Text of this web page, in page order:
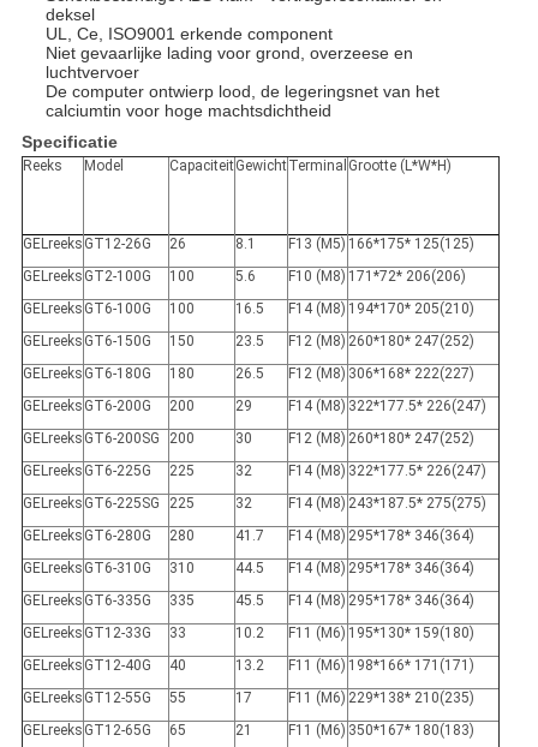
deksel
UL, Ce, ISO9001 erkende component
Niet gevaarlijke lading voor grond, overzeese en
luchtvervoer
De computer ontwierp lood, de legeringsnet van het
calciumtin voor hoge machtsdichtheid
Specificatie
Reeks Model CapaciteitGewichtTerminal Grootte (L*W*H)
GELreeks GT12-26G 26 8.1 F13 (M5) 166*175* 125(125)
GELreeks GT2-100G 100 5.6 F10 (M8) 171*72* 206(206)
GELreeks GT6-100G 100 16.5 F14 (M8) 194*170* 205(210)
GELreeks GT6-150G 150 23.5 F12 (M8) 260*180* 247(252)
GELreeks GT6-180G 180 26.5 F12 (M8) 306*168* 222(227)
GELreeks GT6-200G 200 29 F14 (M8) 322*177.5* 226(247)
GELreeks GT6-200SG 200 30 F12 (M8) 260*180* 247(252)
GELreeks GT6-225G 225 32 F14 (M8) 322*177.5* 226(247)
GELreeks GT6-225SG 225 32 F14 (M8) 243*187.5* 275(275)
GELreeks GT6-280G 280 41.7 F14 (M8) 295*178* 346(364)
GELreeks GT6-310G 310 44.5 F14 (M8) 295*178* 346(364)
GELreeks GT6-335G 335 45.5 F14 (M8) 295*178* 346(364)
GELreeks GT12-33G 33 10.2 F11 (M6) 195*130* 159(180)
GELreeks GT12-40G 40 13.2 F11 (M6) 198*166* 171(171)
GELreeks GT12-55G 55 17 F11 (M6) 229*138* 210(235)
GELreeks GT12-65G 65 21 F11 (M6) 350*167* 180(183)